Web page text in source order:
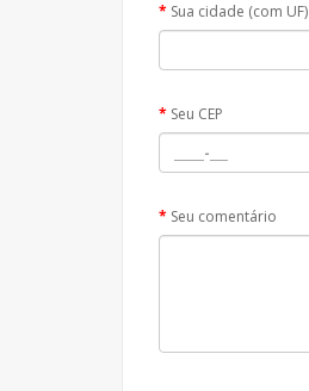
Sua cidade (com UF)
Seu CEP
Seu comentário